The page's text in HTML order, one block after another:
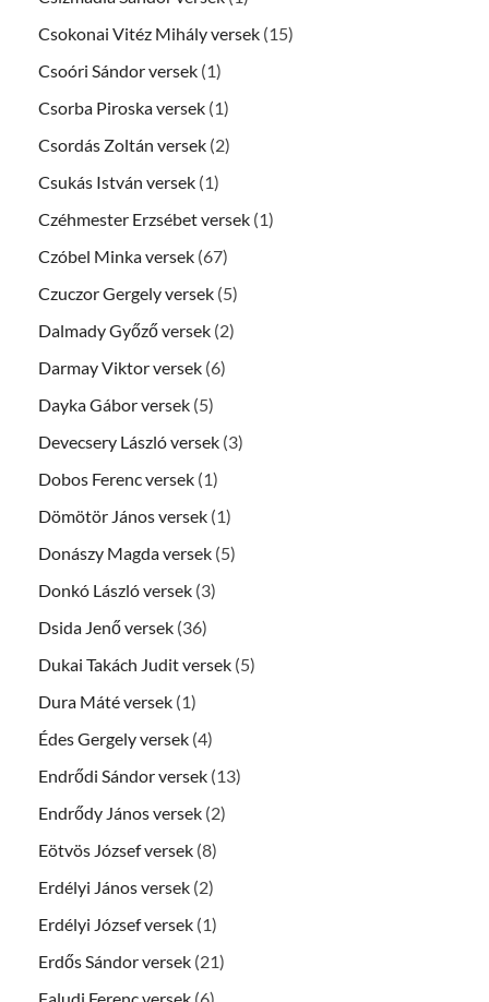
Csokonai Vitéz Mihály versek (15)
Csoóri Sándor versek (1)
Csorba Piroska versek (1)
Csordás Zoltán versek (2)
Csukás István versek (1)
Czéhmester Erzsébet versek (1)
Czóbel Minka versek (67)
Czuczor Gergely versek (5)
Dalmady Győző versek (2)
Darmay Viktor versek (6)
Dayka Gábor versek (5)
Devecsery László versek (3)
Dobos Ferenc versek (1)
Dömötör János versek (1)
Donászy Magda versek (5)
Donkó László versek (3)
Dsida Jenő versek (36)
Dukai Takách Judit versek (5)
Dura Máté versek (1)
Édes Gergely versek (4)
Endrődi Sándor versek (13)
Endrődy János versek (2)
Eötvös József versek (8)
Erdélyi János versek (2)
Erdélyi József versek (1)
Erdős Sándor versek (21)